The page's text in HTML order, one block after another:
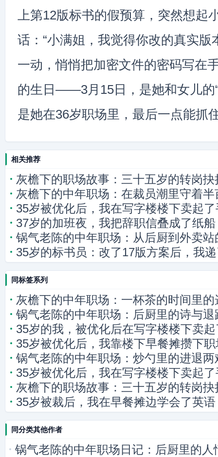
上第12版标书的假预算，突然想起
话：“小满姐，我觉得你改的真实版
一动，悄悄把加密文件的密码写在
的生日——3月15日，是她和女儿的
是她在36岁职场里，最后一点能抓
相关推荐
灰檐下的职场故事：三十五岁的转岗抉
灰檐下的中年职场：在裁员潮里守着半
35岁被优化后，我在写字楼楼下卖起
37岁的加班夜，我把辞职信叠成了纸船
锅气老陈的中年职场：从后厨到外卖
35岁的标书员：改了17版方案后，我
同标签系列
灰檐下的中年职场：一杯茶的时间里的
锅气老陈的中年职场：后厨里的诗与退
35岁的我，被优化后在写字楼楼下卖
35岁被优化后，我靠楼下早餐摊攒下
锅气老陈的中年职场：炒勺里的进退两
35岁被优化后，我在写字楼楼下卖起
灰檐下的职场故事：三十五岁的转岗抉
35岁被裁后，我在早餐摊边学会了英
级的体面
同分类其他作者
锅气老陈的中年职场日记：后厨里的人